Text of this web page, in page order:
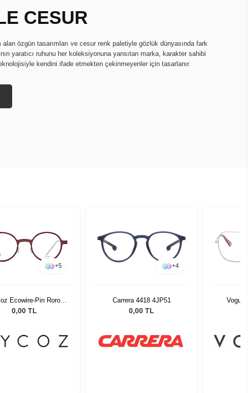
CESUR
özgün tasarımları ve cesur renk paletiyle gözlük dünyasında fark
yaratıcı ruhunu her koleksiyonuna yansıtan marka, karakter sahibi
kendini ifade etmekten çekinmeyenler için tasarlanır.
+5
Ecowire-Pin Roro
RED 46-22 51526
0,00 TL
+4
Carrera 4418 4JP51
0,00 TL
Vogue